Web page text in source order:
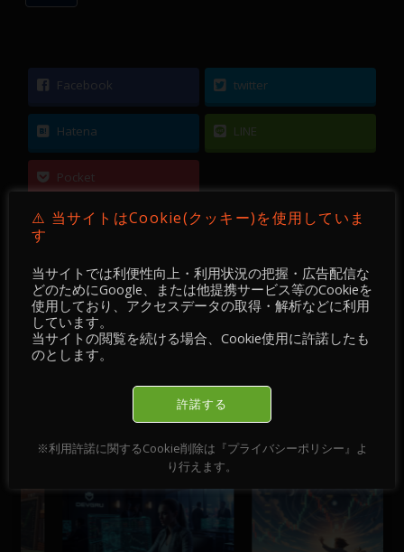
Facebook twitter
Hatena LINE
Pocket
←FXテクニカル分析 価格予想/レポート 2021年6
月24日
FXテクニカル分析 価格予想/レポート 2021年6月
おすすめ記事
⚠️ 当サイトはCookie(クッキー)を使用していま
す
当サイトでは利便性向上・利用状況の把握・広告配信な
どのためにGoogle、または他提携サービス等のCookieを
使用しており、アクセスデータの取得・解析などに利用
しています。
当サイトの閲覧を続ける場合、Cookie使用に許諾したも
のとします。
許諾する
※利用許諾に関するCookie削除は『プライバシーポリシー』よ
り行えます。